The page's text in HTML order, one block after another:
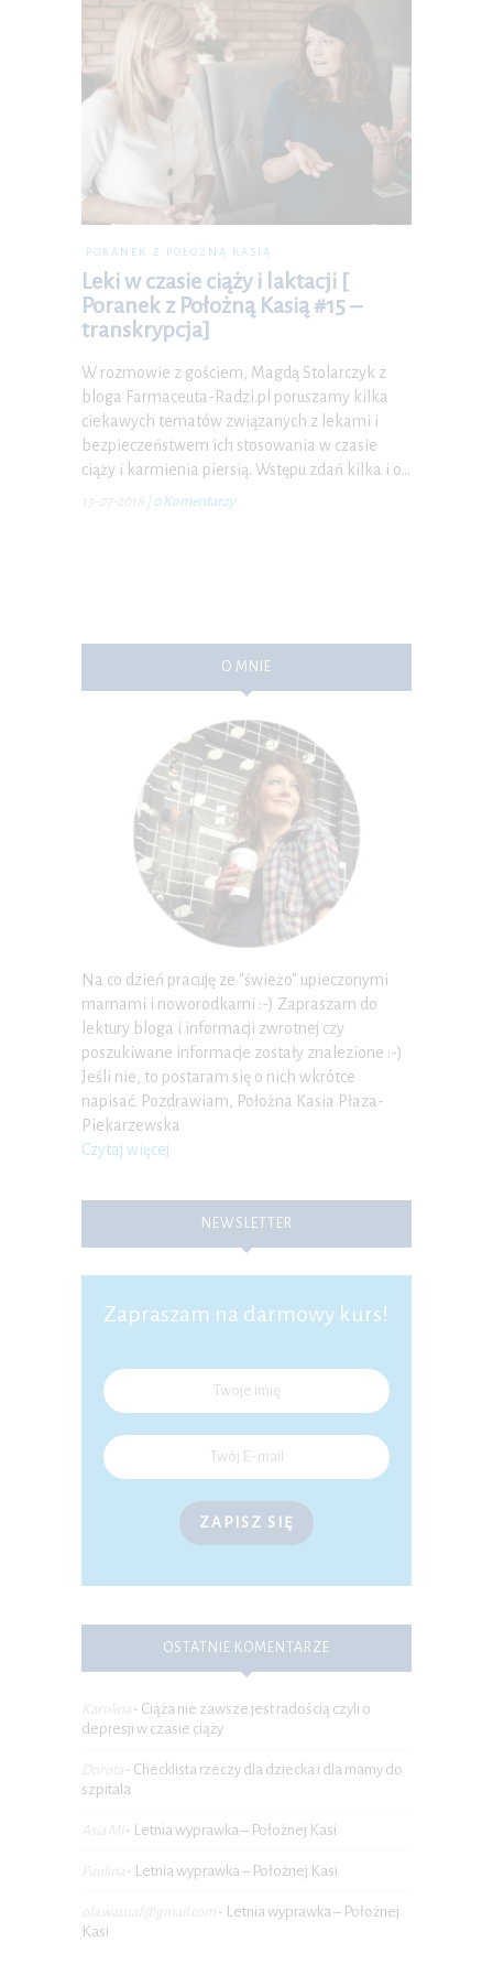
PORANEK Z POŁOŻNĄ KASIĄ
Leki w czasie ciąży i laktacji [
Poranek z Położną Kasią #15 –
transkrypcja]
W rozmowie z gościem, Magdą Stolarczyk z
bloga Farmaceuta-Radzi.pl poruszamy kilka
ciekawych tematów związanych z lekami i
bezpieczeństwem ich stosowania w czasie
ciąży i karmienia piersią. Wstępu zdań kilka i o…
13-07-2018 0 Komentarzy
O MNIE
Na co dzień pracuję ze "świeżo" upieczonymi
mamami i noworodkami :-) Zapraszam do
lektury bloga i informacji zwrotnej czy
poszukiwane informacje zostały znalezione :-)
Jeśli nie, to postaram się o nich wkrótce
napisać. Pozdrawiam, Położna Kasia Płaza-
Piekarzewska
Czytaj więcej
NEWSLETTER
Zapraszam na darmowy kurs!
ZAPISZ SIĘ
OSTATNIE KOMENTARZE
Karolina - Ciąża nie zawsze jest radością czyli o
depresji w czasie ciąży
Dorota - Checklista rzeczy dla dziecka i dla mamy do
szpitala
Asia Mi - Letnia wyprawka – Położnej Kasi
Paulina - Letnia wyprawka – Położnej Kasi
ola.wacuaf@gmail.com - Letnia wyprawka – Położnej
Kasi